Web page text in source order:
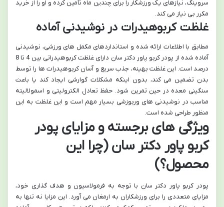
سروینگ، نیازهای یک ورزشکار را برای چندین ماه تأمین کرده و او را از خرید
مکرر بی نیاز می کند.
غلظت کربوهیدرات در نوشیدنی آماده
مطابق با اطلاعات ارائه شده و استانداردهای مکمل های ورزشی، نوشیدنی
آماده شده از پودر کربو پاور دکتر سان دارای غلظت کربوهیدراتی بین 4 تا 8
درصد است. این غلظت بهینه، جذب سریع و آسان کربوهیدرات ها را توسط
بدن تضمین می کند، بدون اینکه مشکلات گوارشی ایجاد کند یا باعث
سنگینی معده در حین تمرین شود. حفظ تعادل الکترولیتی و اسمولالیته
مناسب در نوشیدنی های وربوزشی بسیار مهم است و این غلظت به این
منظور طراحی شده است.
ویژگی های برجسته و مزایای پودر
کربو پاور دکتر سان (چرا این
محصول؟)
پودر کربو پاور دکتر سان با توجه به فرمولاسیون و هدف گذاری خود،
مزایای متعددی را برای ورزشکاران به ارمغان می آورد. این مزایا نه تنها به